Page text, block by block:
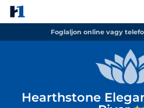
Foglaljon online vagy
Hearthstone